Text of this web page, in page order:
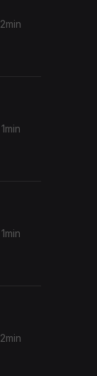
2min
1min
1min
2min